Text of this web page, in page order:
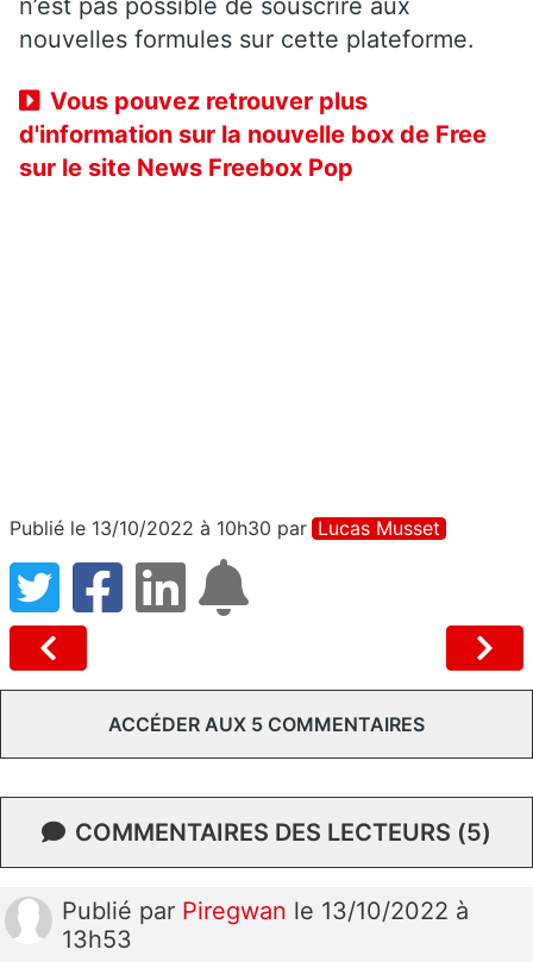
n’est pas possible de souscrire aux
nouvelles formules sur cette plateforme.
Vous pouvez retrouver plus
d'information sur la nouvelle box de Free
sur le site News Freebox Pop
Publié le 13/10/2022 à 10h30 par Lucas Musset
ACCÉDER AUX 5 COMMENTAIRES
COMMENTAIRES DES LECTEURS (5)
Publié par Piregwan le 13/10/2022 à
13h53